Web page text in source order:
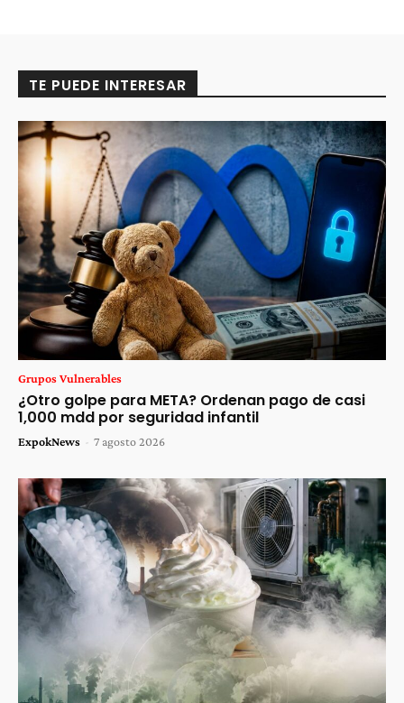
TE PUEDE INTERESAR
Grupos Vulnerables
¿Otro golpe para META? Ordenan pago de casi
1,000 mdd por seguridad infantil
ExpokNews - 7 agosto 2026